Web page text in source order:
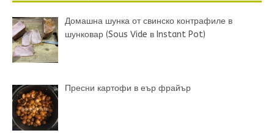
Домашна шунка от свинско контрафиле в
шунковар (Sous Vide в Instant Pot)
Пресни картофи в еър фрайър